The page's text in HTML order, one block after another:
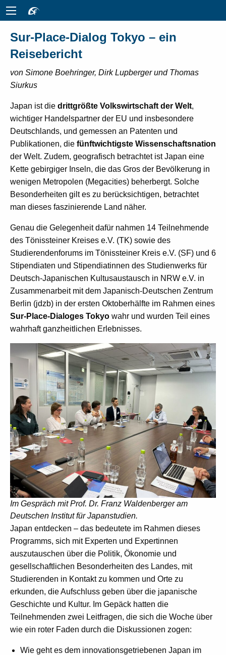
Sur-Place-Dialog Tokyo – ein
Reisebericht
von Simone Boehringer, Dirk Lupberger und Thomas
Siurkus
Japan ist die drittgrößte Volkswirtschaft der Welt,
wichtiger Handelspartner der EU und insbesondere
Deutschlands, und gemessen an Patenten und
Publikationen, die fünftwichtigste Wissenschaftsnation
der Welt. Zudem, geografisch betrachtet ist Japan eine
Kette gebirgiger Inseln, die das Gros der Bevölkerung in
wenigen Metropolen (Megacities) beherbergt. Solche
Besonderheiten gilt es zu berücksichtigen, betrachtet
man dieses faszinierende Land näher.
Genau die Gelegenheit dafür nahmen 14 Teilnehmende
des Tönissteiner Kreises e.V. (TK) sowie des
Studierendenforums im Tönissteiner Kreis e.V. (SF) und 6
Stipendiaten und Stipendiatinnen des Studienwerks für
Deutsch-Japanischen Kultusaustausch in NRW e.V. in
Zusammenarbeit mit dem Japanisch-Deutschen Zentrum
Berlin (jdzb) in der ersten Oktoberhälfte im Rahmen eines
Sur-Place-Dialoges Tokyo wahr und wurden Teil eines
wahrhaft ganzheitlichen Erlebnisses.
Im Gespräch mit Prof. Dr. Franz Waldenberger am
Deutschen Institut für Japanstudien.
Japan entdecken – das bedeutete im Rahmen dieses
Programms, sich mit Experten und Expertinnen
auszutauschen über die Politik, Ökonomie und
gesellschaftlichen Besonderheiten des Landes, mit
Studierenden in Kontakt zu kommen und Orte zu
erkunden, die Aufschluss geben über die japanische
Geschichte und Kultur. Im Gepäck hatten die
Teilnehmenden zwei Leitfragen, die sich die Woche über
wie ein roter Faden durch die Diskussionen zogen:
Wie geht es dem innovationsgetriebenen Japan im